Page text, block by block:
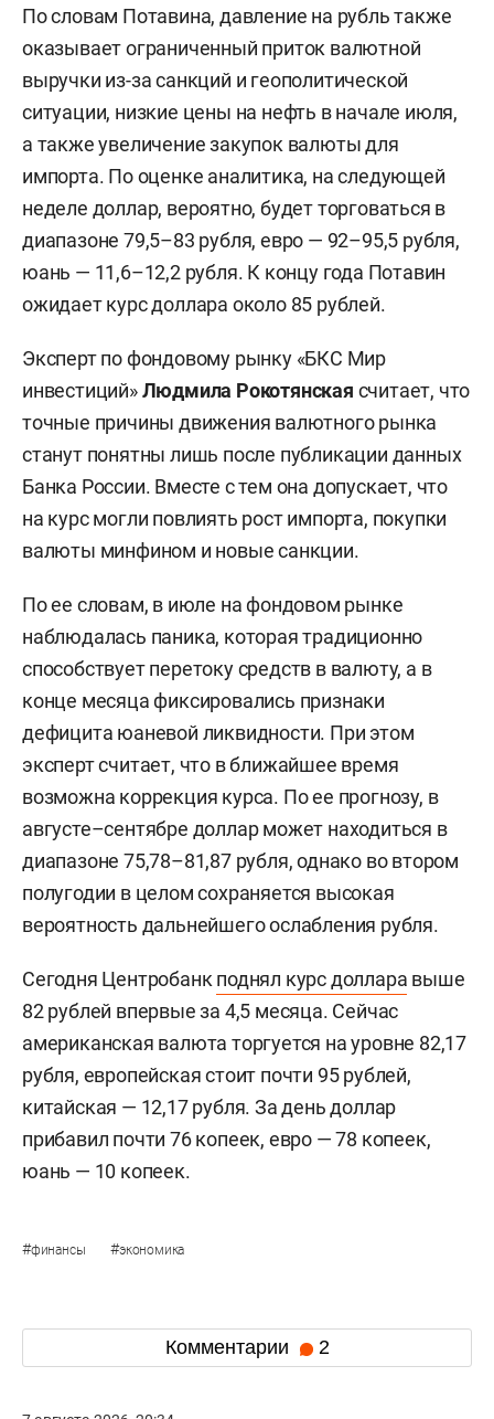
По словам Потавина, давление на рубль также
оказывает ограниченный приток валютной
выручки из-за санкций и геополитической
ситуации, низкие цены на нефть в начале июля,
а также увеличение закупок валюты для
импорта. По оценке аналитика, на следующей
неделе доллар, вероятно, будет торговаться в
диапазоне 79,5–83 рубля, евро — 92–95,5 рубля,
юань — 11,6–12,2 рубля. К концу года Потавин
ожидает курс доллара около 85 рублей.
Эксперт по фондовому рынку «БКС Мир
инвестиций»Людмила Рокотянская считает, что
точные причины движения валютного рынка
станут понятны лишь после публикации данных
Банка России. Вместе с тем она допускает, что
на курс могли повлиять рост импорта, покупки
валюты минфином и новые санкции.
По ее словам, в июле на фондовом рынке
наблюдалась паника, которая традиционно
способствует перетоку средств в валюту, а в
конце месяца фиксировались признаки
дефицита юаневой ликвидности. При этом
эксперт считает, что в ближайшее время
возможна коррекция курса. По ее прогнозу, в
августе–сентябре доллар может находиться в
диапазоне 75,78–81,87 рубля, однако во втором
полугодии в целом сохраняется высокая
вероятность дальнейшего ослабления рубля.
Сегодня Центробанк поднял курс доллара выше
82 рублей впервые за 4,5 месяца. Сейчас
американская валюта торгуется на уровне 82,17
рубля, европейская стоит почти 95 рублей,
китайская — 12,17 рубля. За день доллар
прибавил почти 76 копеек, евро — 78 копеек,
юань — 10 копеек.
#финансы #экономика
Комментарии 2